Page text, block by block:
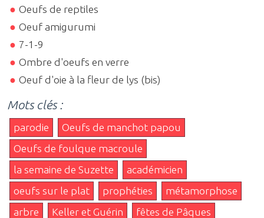
Oeufs de reptiles
Oeuf amigurumi
7-1-9
Ombre d'oeufs en verre
Oeuf d'oie à la fleur de lys (bis)
Mots clés :
parodie
Oeufs de manchot papou
Oeufs de foulque macroule
la semaine de Suzette
académicien
oeufs sur le plat
prophéties
métamorphose
arbre
Keller et Guérin
fêtes de Pâques